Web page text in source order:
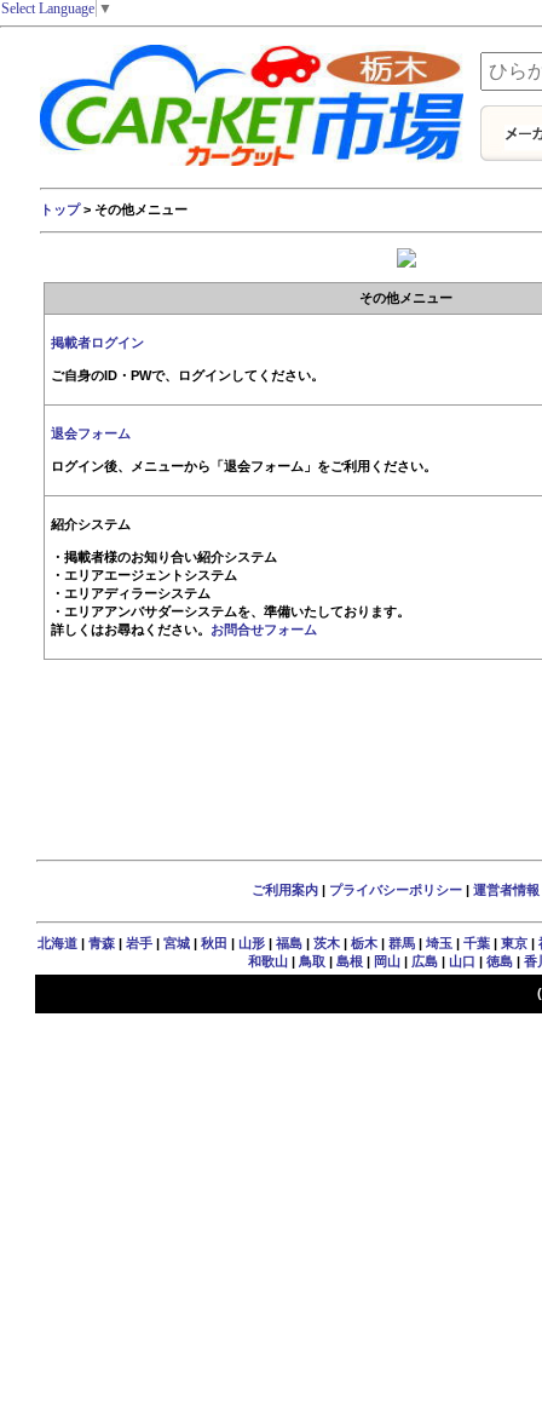
Select Language ▼
トップ> その他メニュー
その他メニュー
掲載者ログイン
ご自身のID・PWで、ログインしてください。
退会フォーム
ログイン後、メニューから「退会フォーム」をご利用ください。
紹介システム
・掲載者様のお知り合い紹介システム
・エリアエージェントシステム
・エリアディラーシステム
・エリアアンバサダーシステムを、準備いたしております。
詳しくはお尋ねください。
お問合せフォーム
ご利用案内 | プライバシーポリシー | 運営者情報
北海道 | 青森 | 岩手 | 宮城 | 秋田 | 山形 | 福島 | 茨木 | 栃木 | 群馬 | 埼玉 | 千葉 | 東京 |
和歌山| 鳥取 | 島根| 岡山| 広島| 山口 | 徳島| 香